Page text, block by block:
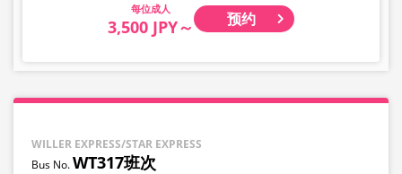
成人
3,500 JPY～ 预约
WILLER EXPRESS/STAR EXPRESS
WT317班次